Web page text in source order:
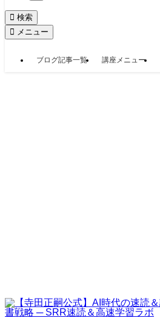
検索
メニュー
ブログ記事一覧 講座メニュー